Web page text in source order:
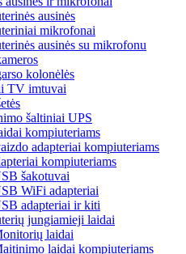
ausinės
mikrofonai
ausinės su mikrofonu
kolonėlės
TV imtuvai
šaltiniai UPS
kompiuteriams
adapteriai kompiuteriams
kompiuteriams
šakotuvai
WiFi adapteriai
adapteriai ir kiti
jungiamieji laidai
laidai
laidai kompiuteriams